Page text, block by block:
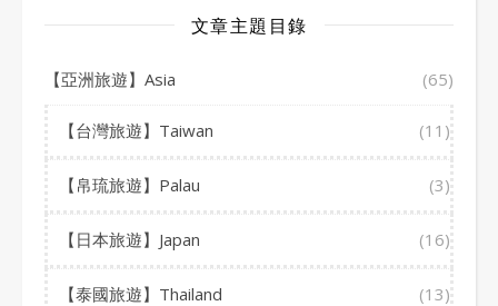
文章主題目錄
【亞洲旅遊】Asia (65)
【台灣旅遊】Taiwan (11)
【帛琉旅遊】Palau (3)
【日本旅遊】Japan (16)
【泰國旅遊】Thailand (13)